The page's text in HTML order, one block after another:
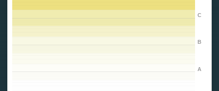
A
B
C